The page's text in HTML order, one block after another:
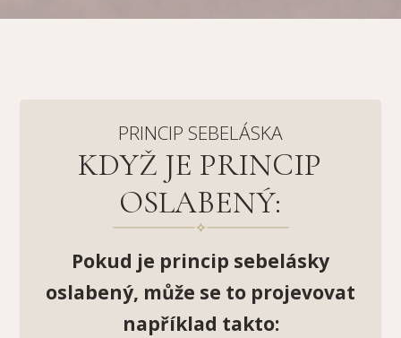
PRINCIP SEBELÁSKA
KDYŽ JE PRINCIP
OSLABENÝ:
Pokud je princip sebelásky
oslabený, může se to projevovat
například takto: